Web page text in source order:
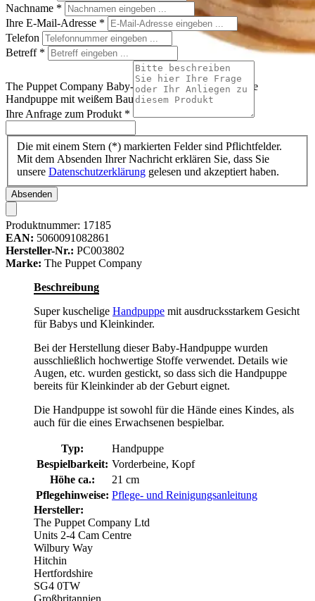
The Puppet Company Baby-Handpuppe Katze, getigerte
Handpuppe mit weißem Bauch
Nachname *
Ihre E-Mail-Adresse *
Telefon
Betreff *
Ihre Anfrage zum Produkt *
Die mit einem Stern (*) markierten Felder sind Pflichtfelder.
Mit dem Absenden Ihrer Nachricht erklären Sie, dass Sie
unsere Datenschutzerklärung gelesen und akzeptiert haben.
Absenden
Produktnummer: 17185
EAN: 5060091082861
Hersteller-Nr.: PC003802
Marke: The Puppet Company
Beschreibung
Super kuschelige Handpuppe mit ausdrucksstarkem Gesicht
für Babys und Kleinkinder.
Bei der Herstellung dieser Baby-Handpuppe wurden
ausschließlich hochwertige Stoffe verwendet. Details wie
Augen, etc. wurden gestickt, so dass sich die Handpuppe
bereits für Kleinkinder ab der Geburt eignet.
Die Handpuppe ist sowohl für die Hände eines Kindes, als
auch für die eines Erwachsenen bespielbar.
Typ:
Handpuppe
Bespielbarkeit: Vorderbeine, Kopf
Höhe ca.:
21 cm
Pflegehinweise: Pflege- und Reinigungsanleitung
Hersteller:
The Puppet Company Ltd
Units 2-4 Cam Centre
Wilbury Way
Hitchin
Hertfordshire
SG4 0TW